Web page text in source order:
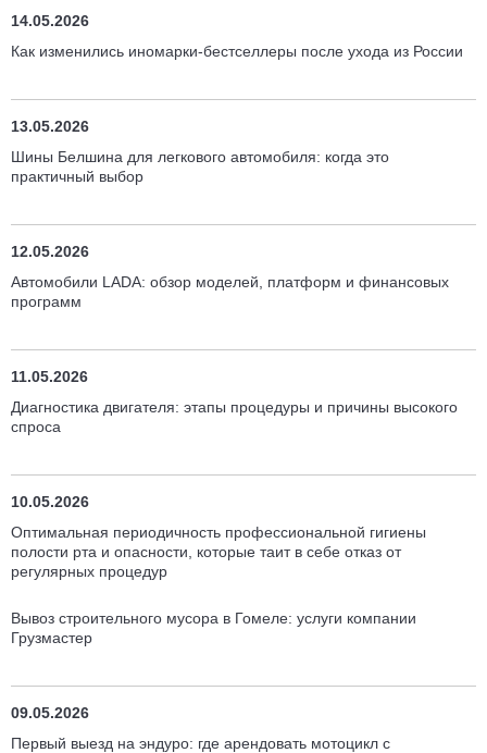
14.05.2026
Как изменились иномарки-бестселлеры после ухода из России
13.05.2026
Шины Белшина для легкового автомобиля: когда это
практичный выбор
12.05.2026
Автомобили LADA: обзор моделей, платформ и финансовых
программ
11.05.2026
Диагностика двигателя: этапы процедуры и причины высокого
спроса
10.05.2026
Оптимальная периодичность профессиональной гигиены
полости рта и опасности, которые таит в себе отказ от
регулярных процедур
Вывоз строительного мусора в Гомеле: услуги компании
Грузмастер
09.05.2026
Первый выезд на эндуро: где арендовать мотоцикл с